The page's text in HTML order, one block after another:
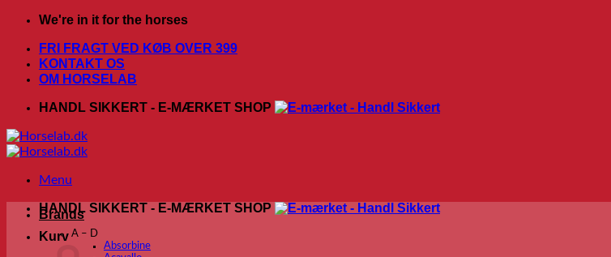
Fortsæt
indhold
We're in it for the horses
FRI FRAGT VED KØB OVER 399
KONTAKT OS
OM HORSELAB
HANDL SIKKERT - E-MÆRKET SHOP
Menu
HANDL SIKKERT - E-MÆRKET SHOP
Kurv
Brands
A – D
Absorbine